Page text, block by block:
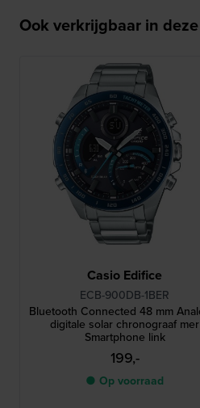
Ook verkrijgbaar in
Casio Edifice
ECB-900DB-1BER
Bluetooth Connected 48 mm
digitale solar chronograaf mer
Smartphone link
199,-
● Op voorraad